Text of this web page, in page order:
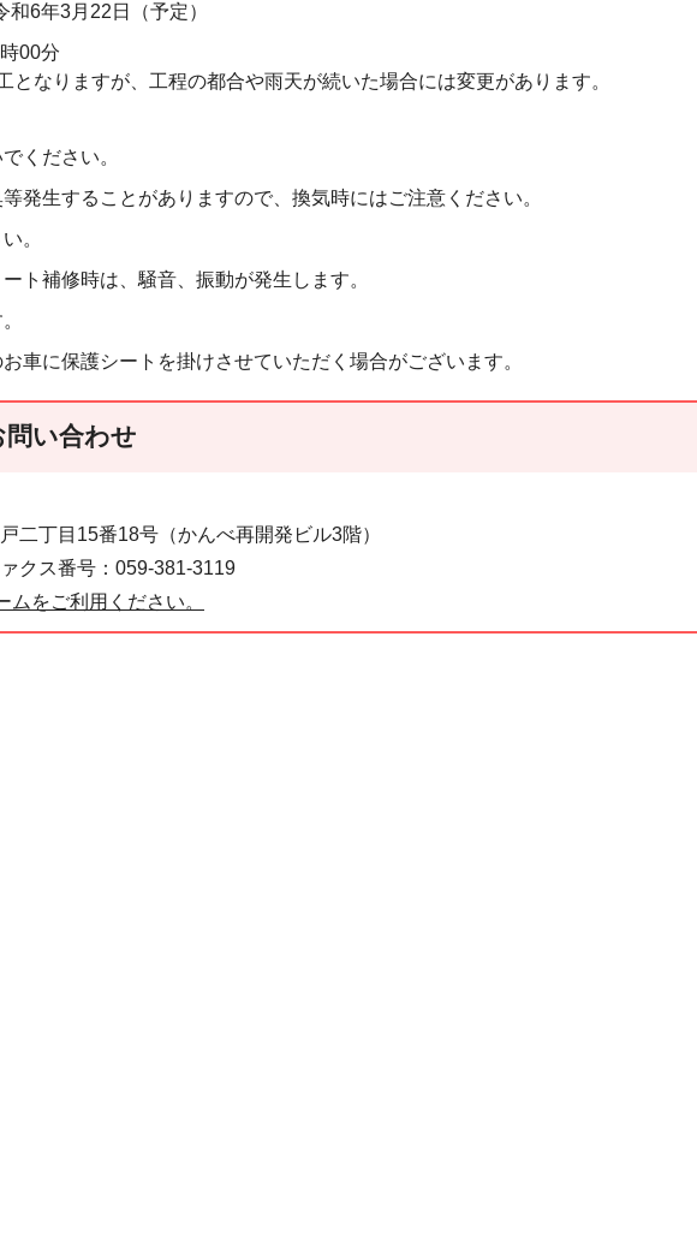
6年3月22日（予定）
00分
なりますが、工程の都合や雨天が続いた場合には変更があります。
ください。
発生することがありますので、換気時にはご注意ください。
。
ト補修時は、騒音、振動が発生します。
車に保護シートを掛けさせていただく場合がございます。
問い合わせ
丁目15番18号（かんべ再開発ビル3階）
クス番号：059-381-3119
をご利用ください。